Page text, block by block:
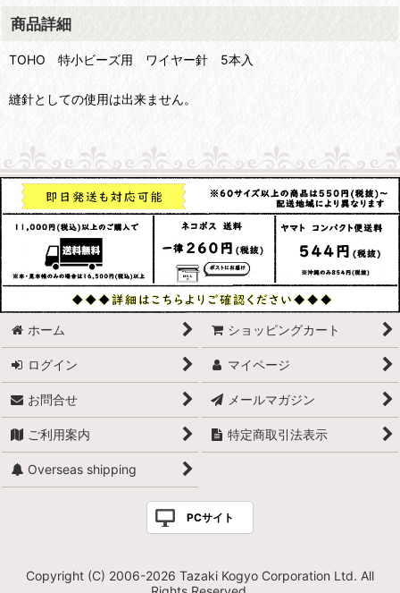
商品詳細
TOHO 特小ビーズ用 ワイヤー針 5本入
縫針としての使用は出来ません。
ホーム ショッピングカート
ログイン マイページ
お問合せ メールマガジン
ご利用案内 特定商取引法表示
Overseas shipping
PCサイト
Copyright (C) 2006-2026 Tazaki Kogyo Corporation Ltd. All